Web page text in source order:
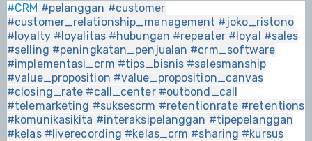
#CRM #pelanggan #customer
#customer_relationship_management #joko_ristono
#loyalty #loyalitas #hubungan #repeater #loyal #sales
#selling #peningkatan_penjualan #crm_software
#implementasi_crm #tips_bisnis #salesmanship
#value_proposition #value_proposition_canvas
#closing_rate #call_center #outbond_call
#telemarketing #suksescrm #retentionrate #retentions
#komunikasikita #interaksipelanggan #tipepelanggan
#kelas #liverecording #kelas_crm #sharing #kursus